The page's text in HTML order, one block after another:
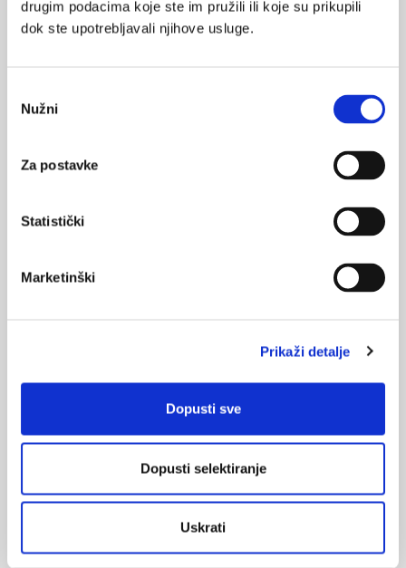
drugim podacima koje ste im pružili ili koje su prikupili
dok ste upotrebljavali njihove usluge.
pristanka
Nužni
Za postavke
Statistički
Marketinški
Prikaži detalje
Dopusti sve
Dopusti selektiranje
Uskrati
propisi
MI SE
0
POVRATAK
NA VRH
>
<
Predstavljanje novog izdanja Hrvatske farmakopeje
Dostupna demo verzija Hrvatske farmakopeje 2013
lijekovima